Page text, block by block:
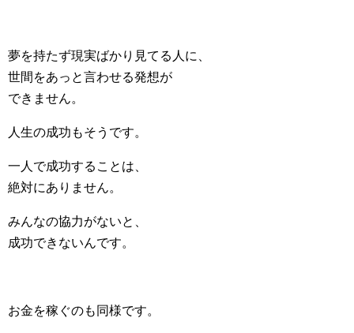
夢を持たず現実ばかり見てる人に、
世間をあっと言わせる発想が
できません。
人生の成功もそうです。
一人で成功することは、
絶対にありません。
みんなの協力がないと、
成功できないんです。
お金を稼ぐのも同様です。